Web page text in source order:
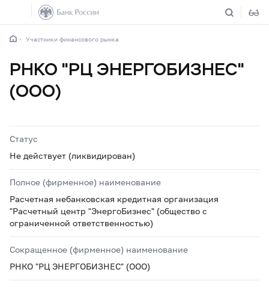
Участники финансового рынка
РНКО "РЦ ЭНЕРГОБИЗНЕС"
(ООО)
Статус
Не действует (ликвидирован)
Полное (фирменное) наименование
Расчетная небанковская кредитная организация
"Расчетный центр "ЭнергоБизнес" (общество с
ограниченной ответственностью)
Сокращенное (фирменное) наименование
РНКО "РЦ ЭНЕРГОБИЗНЕС" (ООО)